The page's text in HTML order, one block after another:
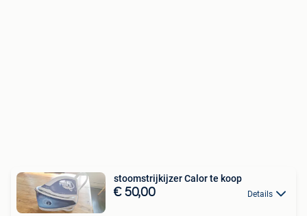
stoomstrijkijzer Calor te koop
€ 50,00 Details